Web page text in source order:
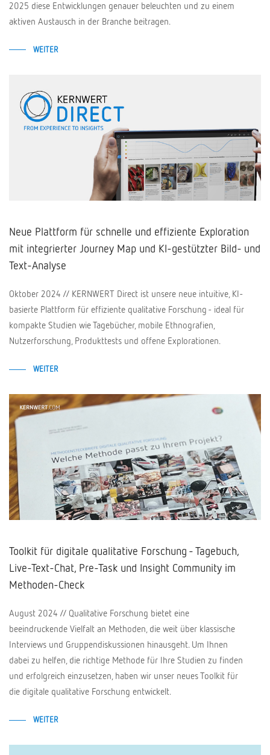
2025 diese Entwicklungen genauer beleuchten und zu einem
aktiven Austausch in der Branche beitragen.
WEITER
Neue Plattform für schnelle und effiziente Exploration
mit integrierter Journey Map und KI-gestützter Bild- und
Text-Analyse
Oktober 2024 // KERNWERT Direct ist unsere neue intuitive, KI-
basierte Plattform für effiziente qualitative Forschung - ideal für
kompakte Studien wie Tagebücher, mobile Ethnografien,
Nutzerforschung, Produkttests und offene Explorationen.
WEITER
Toolkit für digitale qualitative Forschung - Tagebuch,
Live-Text-Chat, Pre-Task und Insight Community im
Methoden-Check
August 2024 // Qualitative Forschung bietet eine
beeindruckende Vielfalt an Methoden, die weit über klassische
Interviews und Gruppendiskussionen hinausgeht. Um Ihnen
dabei zu helfen, die richtige Methode für Ihre Studien zu finden
und erfolgreich einzusetzen, haben wir unser neues Toolkit für
die digitale qualitative Forschung entwickelt.
WEITER